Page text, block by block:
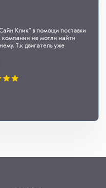
Клик" в помощи поставки
компании не могли найти
Т.к двигатель уже